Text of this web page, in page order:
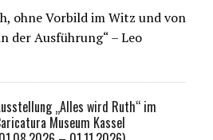
ohne Vorbild im Witz und von
der Ausführung“ – Leo
„Alles wird Ruth“ im
Museum Kassel